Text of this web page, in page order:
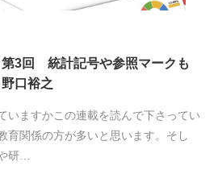
3回 統計記号や参照マークも
口裕之
いますかこの連載を読んで下さってい
育関係の方が多いと思います。そし
研…